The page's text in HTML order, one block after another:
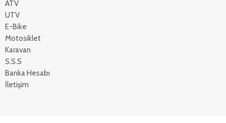
ATV
UTV
E-Bike
Motosiklet
Karavan
S.S.S
Banka Hesabı
İletişim